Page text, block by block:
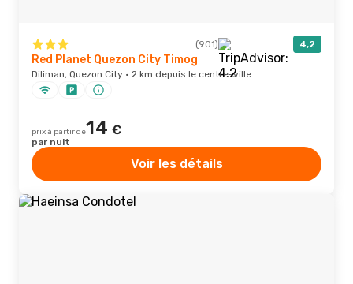
(901) 4,2
Red Planet Quezon City Timog
Diliman, Quezon City · 2 km depuis le centre-ville
prix à partir de14 €
par nuit
Voir les détails